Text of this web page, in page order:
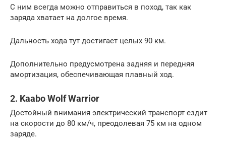
С ним всегда можно отправиться в поход, так как
заряда хватает на долгое время.
Дальность хода тут достигает целых 90 км.
Дополнительно предусмотрена задняя и передняя
амортизация, обеспечивающая плавный ход.
2. Kaabo Wolf Warrior
Достойный внимания электрический транспорт ездит
на скорости до 80 км/ч, преодолевая 75 км на одном
заряде.